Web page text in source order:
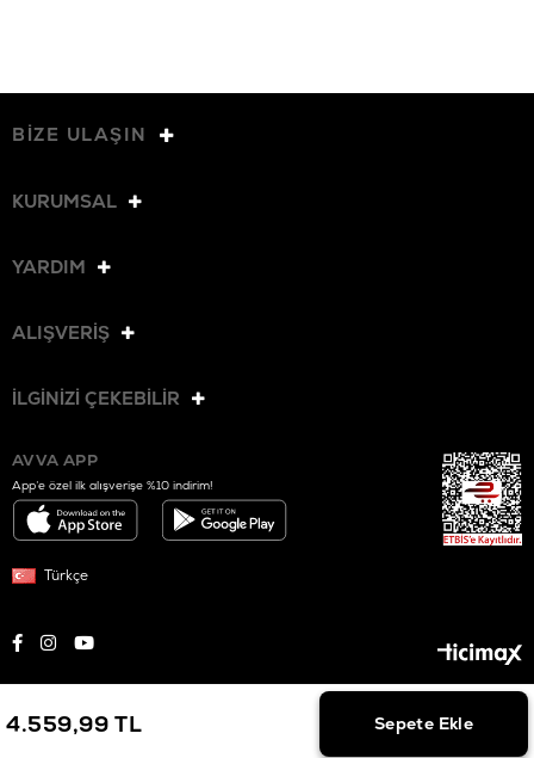
4.559,99 TL
BİZE ULAŞIN
KURUMSAL
YARDIM
ALIŞVERİŞ
İLGİNİZİ ÇEKEBİLİR
AVVA APP
App’e özel ilk alışverişe %10 indirim!
Türkçe